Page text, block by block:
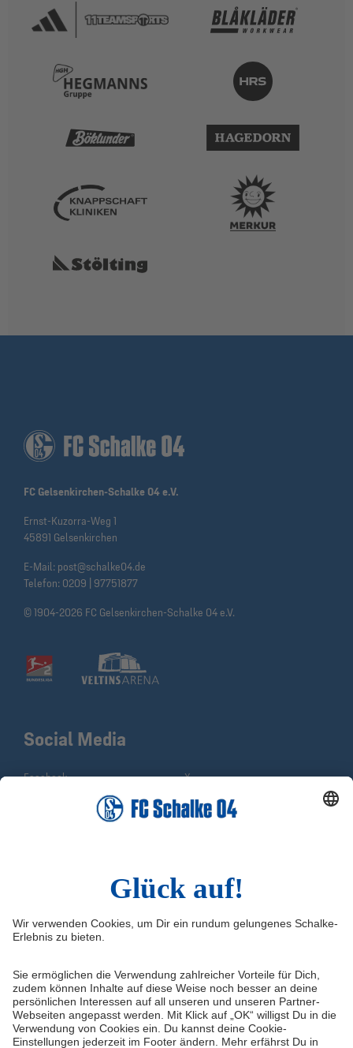
FC Gelsenkirchen-Schalke 04 e.V.
Ernst-Kuzorra-Weg 1
45891 Gelsenkirchen
E-Mail: post@schalke04.de
Telefon: 0209 | 97751877
© 1904-2026 FC Gelsenkirchen-Schalke 04 e.V.
Impressum
FAQ
Medien/Presse
Datenschutz
Quicklinks
Shop
Schalke TV
VELTINS-Arena
Knappenschmiede
Social Media
Facebook
X
YouTube